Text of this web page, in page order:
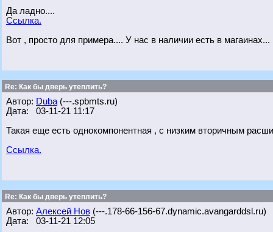
Да ладно....
Ссылка.
Вот , просто для примера.... У нас в наличии есть в магаинах...
Re: Как бы дверь утеплить?
Автор: Duba (---.spbmts.ru)
Дата: 03-11-21 11:17
Такая еще есть однокомпонентная , с низким вторичным
Ссылка.
Re: Как бы дверь утеплить?
Автор: Алексей Нов (---.178-66-156-67.dynamic.avangarddsl.ru)
Дата: 03-11-21 12:05